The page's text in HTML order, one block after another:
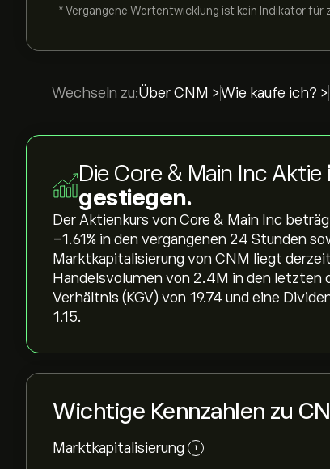
* Vergangene Wertentwicklung ist kein Indikator für
Wechseln zu:Über CNM >Wie kaufe ich? >
Die Core & Main Inc Aktie
gestiegen.
Der Aktienkurs von Core & Main Inc
‎-1.61‎% in den vergangenen 24 Stunden
Marktkapitalisierung von CNM liegt
Handelsvolumen von 2.4M in den
Verhältnis (KGV) von 19.74 und eine
1.15.
Wichtige Kennzahlen zu
Marktkapitalisierung i